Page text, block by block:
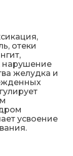
отеки
нарушение
желудка и
усвоение